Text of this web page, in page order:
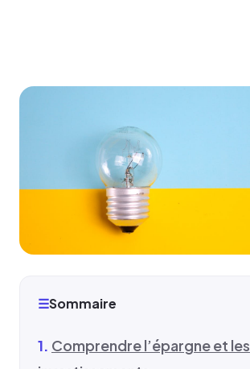
☰Sommaire
Comprendre l’épargne et les